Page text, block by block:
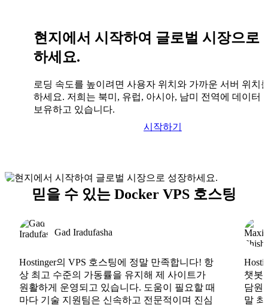
현지에서 시작하여 글로벌 시장으로
하세요.
로딩 속도를 높이려면 사용자 위치와 가까운 서버 위치
하세요. 저희는 북미, 유럽, 아시아, 남미 전역에 데이터
보유하고 있습니다.
시작하기
믿을 수 있는 Docker VPS 호스팅
Gad Iradufasha
Hostinger의 VPS 호스팅에 정말 만족합니다! 항
상 최고 수준의 가동률을 유지해 제 사이트가
원활하게 운영되고 있습니다. 도움이 필요할 때
마다 기술 지원팀은 신속하고 전문적이며 진심
챗봇
담원
말